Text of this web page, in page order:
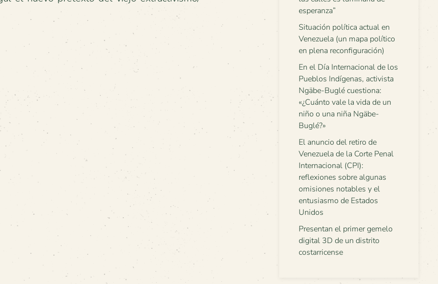
esperanza”
Situación política actual en
Venezuela (un mapa político
en plena reconfiguración)
En el Día Internacional de los
Pueblos Indígenas, activista
Ngäbe-Buglé cuestiona:
«¿Cuánto vale la vida de un
niño o una niña Ngäbe-
Buglé?»
El anuncio del retiro de
Venezuela de la Corte Penal
Internacional (CPI):
reflexiones sobre algunas
omisiones notables y el
entusiasmo de Estados
Unidos
Presentan el primer gemelo
digital 3D de un distrito
costarricense